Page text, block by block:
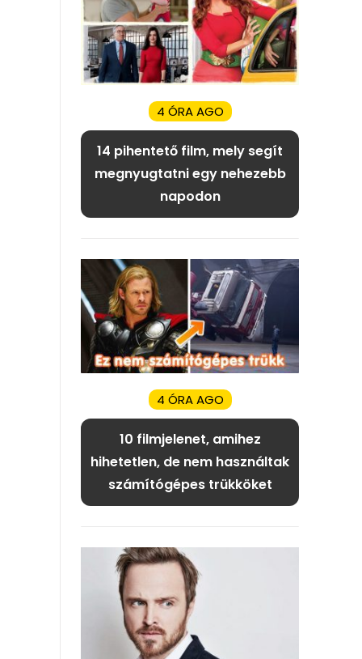
4 ÓRA AGO
14 pihentető film, mely segít
megnyugtatni egy nehezebb
napodon
4 ÓRA AGO
10 filmjelenet, amihez
hihetetlen, de nem használtak
számítógépes trükköket